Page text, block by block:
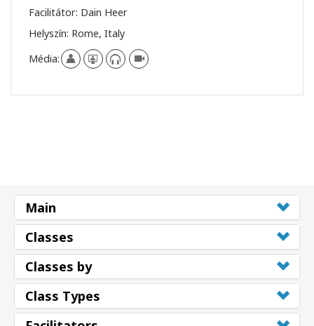
KERESÉS
Facilitátor: Dain Heer
Helyszín: Rome, Italy
Média:
Main
Classes
Classes by
Class Types